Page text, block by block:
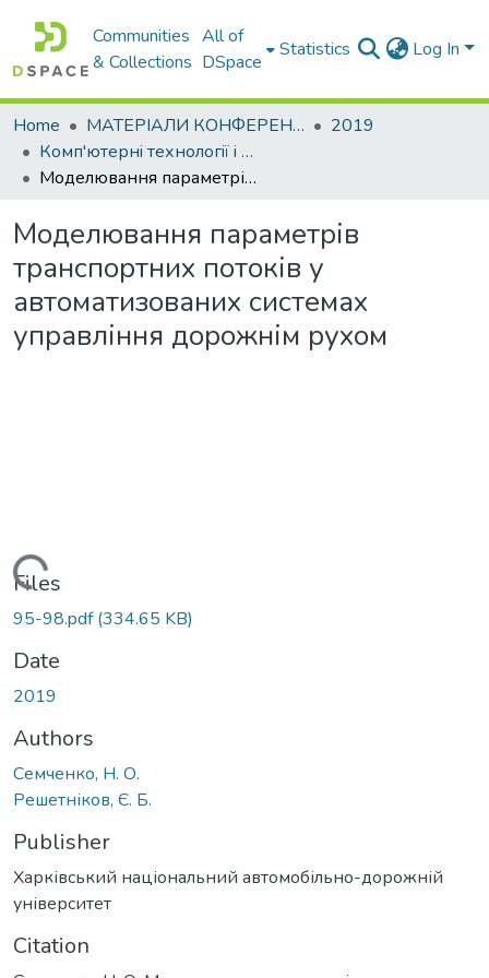
Communities
& Collections
All of
DSpace
Statistics Log In
Home МАТЕРІАЛИ КОНФЕРЕНЦІЙ
2019
Комп'ютернi технологiї i мехатронiка. 30 травня 2019 р.
Моделювання параметрів транспортних потоків у автоматизованих системах управління дорожнім рухом
Моделювання параметрів
транспортних потоків у
автоматизованих системах
управління дорожнім рухом
Loading...
Files
95-98.pdf(334.65 KB)
Date
2019
Authors
Семченко, Н. О.
Решетніков, Є. Б.
Publisher
Харківський національний автомобільно-дорожній
університет
Citation